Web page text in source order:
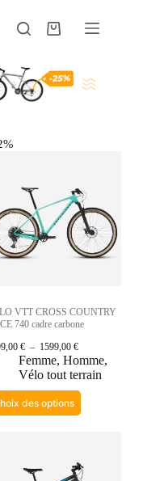
VTT CROSS COUNTRY
740 cadre carbone
€ – 1599,00 €
Femme, Homme,
Vélo tout terrain
des options